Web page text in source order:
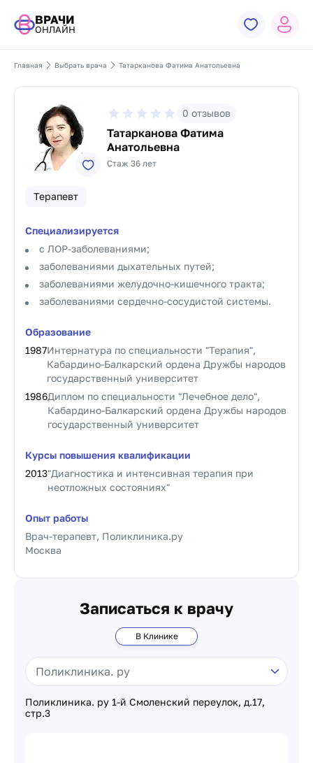
ВРАЧИ
ОНЛАЙН
Главная Выбрать врача Татарканова Фатима Анатольевна
0 отзывов
Татарканова Фатима
Анатольевна
Стаж 36 лет
Терапевт
Специализируется
с ЛОР-заболеваниями;
заболеваниями дыхательных путей;
заболеваниями желудочно-кишечного тракта;
заболеваниями сердечно-сосудистой системы.
Образование
1987Интернатура по специальности "Терапия",
Кабардино-Балкарский ордена Дружбы народов
государственный университет
1986Диплом по специальности "Лечебное дело",
Кабардино-Балкарский ордена Дружбы народов
государственный университет
Курсы повышения квалификации
2013"Диагностика и интенсивная терапия при
неотложных состояниях"
Опыт работы
Врач-терапевт, Поликлиника.ру
Москва
Записаться к врачу
В Клинике
Поликлиника. ру 1-й Смоленский переулок, д.17,
стр.3